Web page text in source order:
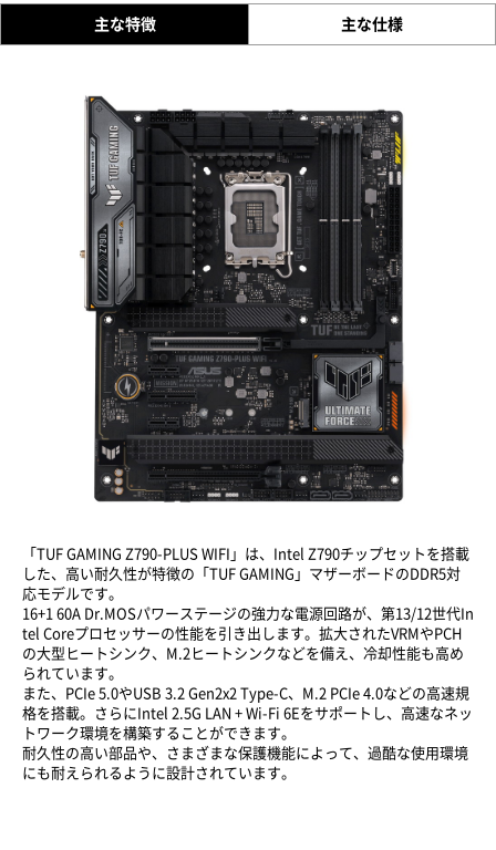
主な特徴 主な仕様
「TUF GAMING Z790-PLUS WIFI」は、Intel Z790チップセットを搭載
した、高い耐久性が特徴の「TUF GAMING」マザーボードのDDR5対
応モデルです。
16+1 60A Dr.MOSパワーステージの強力な電源回路が、第13/12世代In
tel Coreプロセッサーの性能を引き出します。拡大されたVRMやPCH
の大型ヒートシンク、M.2ヒートシンクなどを備え、冷却性能も高め
られています。
また、PCIe 5.0やUSB 3.2 Gen2x2 Type-C、M.2 PCIe 4.0などの高速規
格を搭載。さらにIntel 2.5G LAN + Wi-Fi 6Eをサポートし、高速なネッ
トワーク環境を構築することができます。
耐久性の高い部品や、さまざまな保護機能によって、過酷な使用環境
にも耐えられるように設計されています。